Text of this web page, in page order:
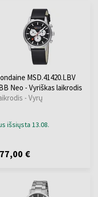
MSD.41420.LBV
Neo - Vyriškas laikrodis
- Vyrų
išsiųsta 13.08.
€